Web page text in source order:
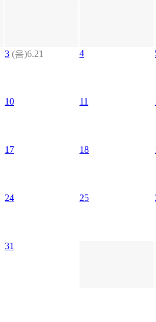
3 (음)6.21 4
10 11
17 18
24 25
31